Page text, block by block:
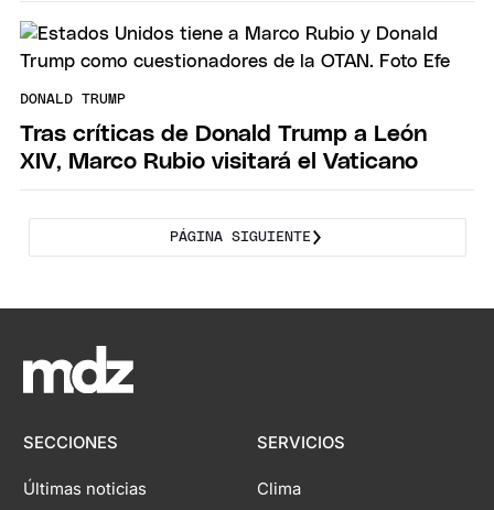
DONALD TRUMP
Tras críticas de Donald Trump a León
XIV, Marco Rubio visitará el Vaticano
PÁGINA SIGUIENTE
SECCIONES
Últimas noticias
SERVICIOS
Clima